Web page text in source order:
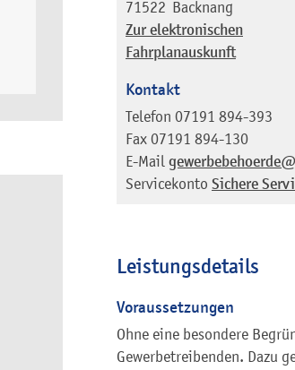
71522 Backnang
Zur elektronischen
Fahrplanauskunft
Kontakt
Telefon 07191 894-393
Fax 07191 894-130
E-Mail
Servicekonto Sichere
Leistungsdetails
Voraussetzungen
Ohne eine besondere
Gewerbetreibenden. Dazu